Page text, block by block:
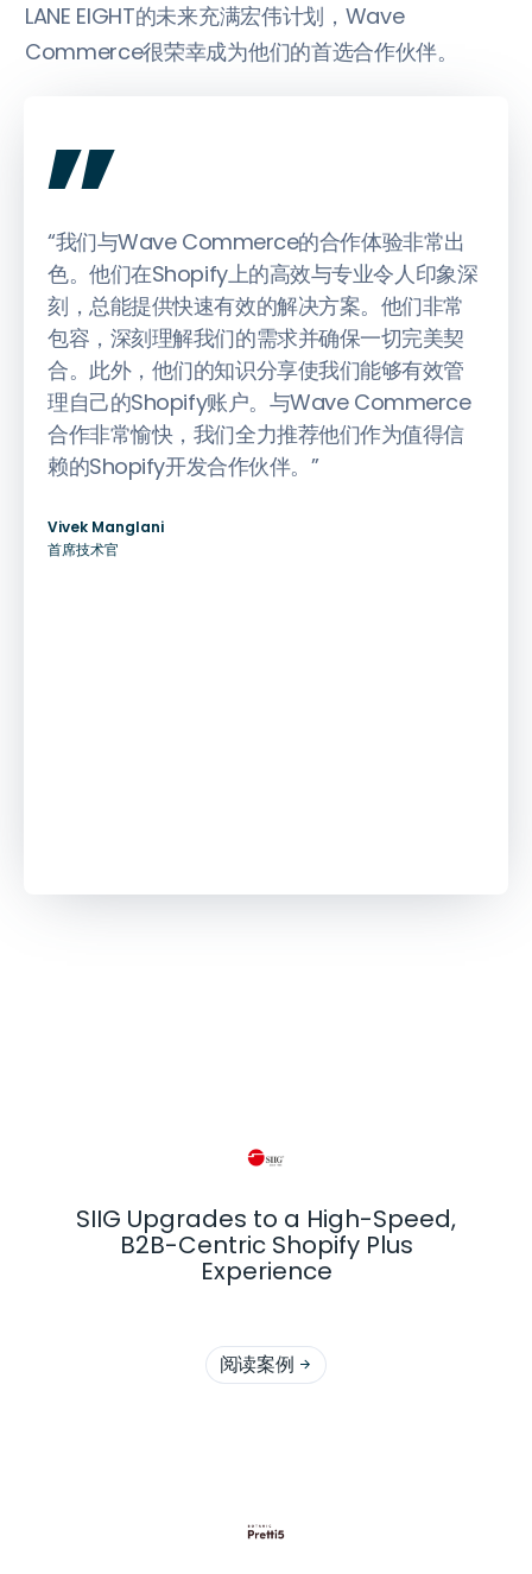
LANE EIGHT的未来充满宏伟计划，Wave
Commerce很荣幸成为他们的首选合作伙伴。
„
“我们与Wave Commerce的合作体验非常出
色。他们在Shopify上的高效与专业令人印象深
刻，总能提供快速有效的解决方案。他们非常
包容，深刻理解我们的需求并确保一切完美契
合。此外，他们的知识分享使我们能够有效管
理自己的Shopify账户。与Wave Commerce
合作非常愉快，我们全力推荐他们作为值得信
赖的Shopify开发合作伙伴。”
Vivek Manglani
首席技术官
SIIG Upgrades to a High-Speed,
B2B-Centric Shopify Plus
Experience
阅读案例 